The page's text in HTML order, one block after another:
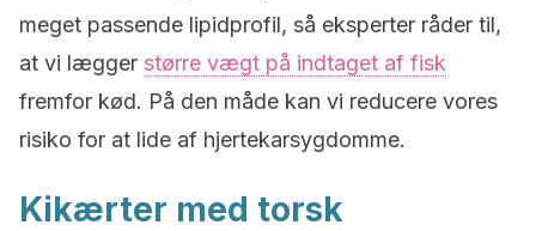
meget passende lipidprofil, så eksperter råder til,
at vi lægger større vægt på indtaget af fisk
fremfor kød. På den måde kan vi reducere vores
risiko for at lide af hjertekarsygdomme.
Kikærter med torsk